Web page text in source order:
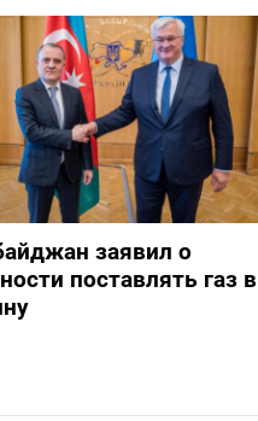
заявил о
поставлять газ в